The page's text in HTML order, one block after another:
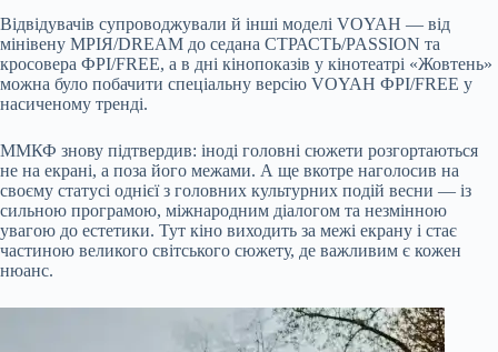
Відвідувачів супроводжували й інші моделі VOYAH — від
мінівену МРІЯ/DREAM до седана СТРАСТЬ/PASSION та
кросовера ФРІ/FREE, а в дні кінопоказів у кінотеатрі «Жовтень»
можна було побачити спеціальну версію VOYAH ФРІ/FREE у
насиченому тренді.
ММКФ знову підтвердив: іноді головні сюжети розгортаються
не на екрані, а поза його межами. А ще вкотре наголосив на
своєму статусі однієї з головних культурних подій весни — із
сильною програмою, міжнародним діалогом та незмінною
увагою до естетики. Тут кіно виходить за межі екрану і стає
частиною великого світського сюжету, де важливим є кожен
нюанс.